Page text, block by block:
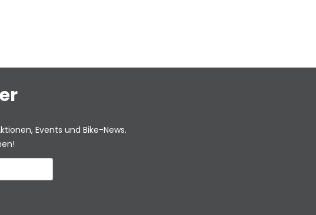
Events und Bike-News.